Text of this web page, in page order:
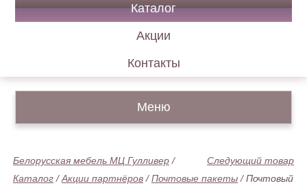
Каталог
Акции
Контакты
Меню
Следующий товар
Белорусская мебель МЦ Гулливер /
Каталог /Акции партнёров /Почтовые пакеты /Почтовый